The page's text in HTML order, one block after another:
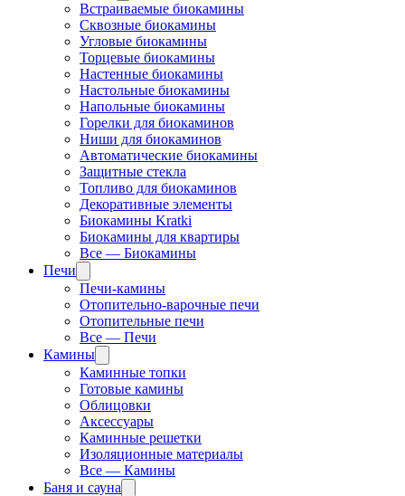
Встраиваемые биокамины
Сквозные биокамины
Угловые биокамины
Торцевые биокамины
Настенные биокамины
Настольные биокамины
Напольные биокамины
Горелки для биокаминов
Ниши для биокаминов
Автоматические биокамины
Защитные стекла
Топливо для биокаминов
Декоративные элементы
Биокамины Kratki
Биокамины для квартиры
Все — Биокамины
Печи
Печи-камины
Отопительно-варочные печи
Отопительные печи
Все — Печи
Камины
Каминные топки
Готовые камины
Облицовки
Аксессуары
Каминные решетки
Изоляционные материалы
Все — Камины
Баня и сауна